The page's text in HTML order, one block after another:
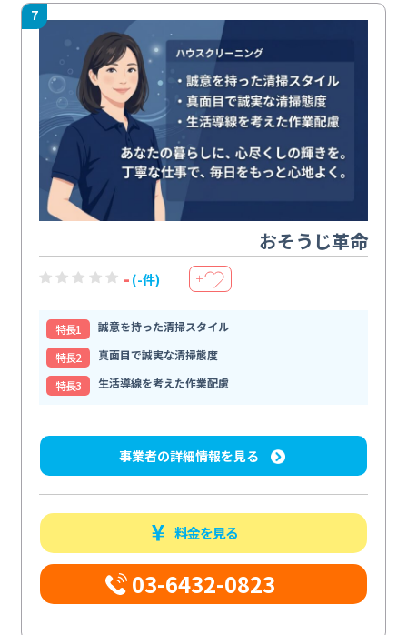
7
おそうじ革命
- (-件) ＋
特⻑1
誠意を持った清掃スタイル
特⻑2
真面目で誠実な清掃態度
特⻑3
生活導線を考えた作業配慮
事業者の詳細情報を見る
料金を見る
03-6432-0823